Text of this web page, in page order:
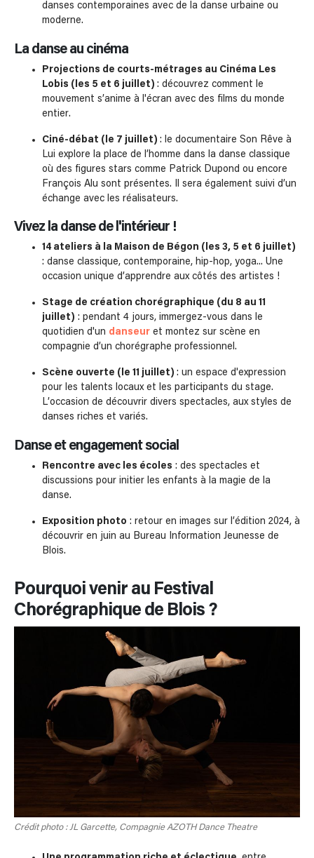
danses contemporaines avec de la danse urbaine ou
moderne.
La danse au cinéma
Projections de courts-métrages au Cinéma Les
Lobis (les 5 et 6 juillet) : découvrez comment le
mouvement s’anime à l'écran avec des films du monde
entier.
Ciné-débat (le 7 juillet) : le documentaire Son Rêve à
Lui explore la place de l’homme dans la danse classique
où des figures stars comme Patrick Dupond ou encore
François Alu sont présentes. Il sera également suivi d’un
échange avec les réalisateurs.
Vivez la danse de l'intérieur !
14 ateliers à la Maison de Bégon (les 3, 5 et 6 juillet)
: danse classique, contemporaine, hip-hop, yoga... Une
occasion unique d’apprendre aux côtés des artistes !
Stage de création chorégraphique (du 8 au 11
juillet) : pendant 4 jours, immergez-vous dans le
quotidien d'un danseur et montez sur scène en
compagnie d’un chorégraphe professionnel.
Scène ouverte (le 11 juillet) : un espace d'expression
pour les talents locaux et les participants du stage.
L’occasion de découvrir divers spectacles, aux styles de
danses riches et variés.
Danse et engagement social
Rencontre avec les écoles : des spectacles et
discussions pour initier les enfants à la magie de la
danse.
Exposition photo : retour en images sur l’édition 2024, à
découvrir en juin au Bureau Information Jeunesse de
Blois.
Pourquoi venir au Festival
Chorégraphique de Blois ?
Crédit photo : JL Garcette, Compagnie AZOTH Dance Theatre